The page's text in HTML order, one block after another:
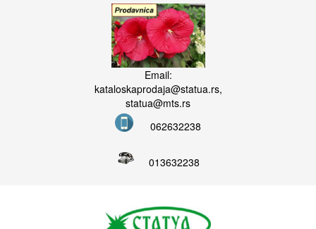
Email:
kataloskaprodaja@statua.rs,
statua@mts.rs
062632238
013632238